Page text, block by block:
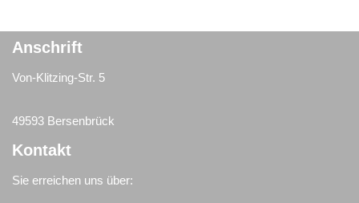
Anschrift
Von-Klitzing-Str. 5
49593 Bersenbrück
Kontakt
Sie erreichen uns über: